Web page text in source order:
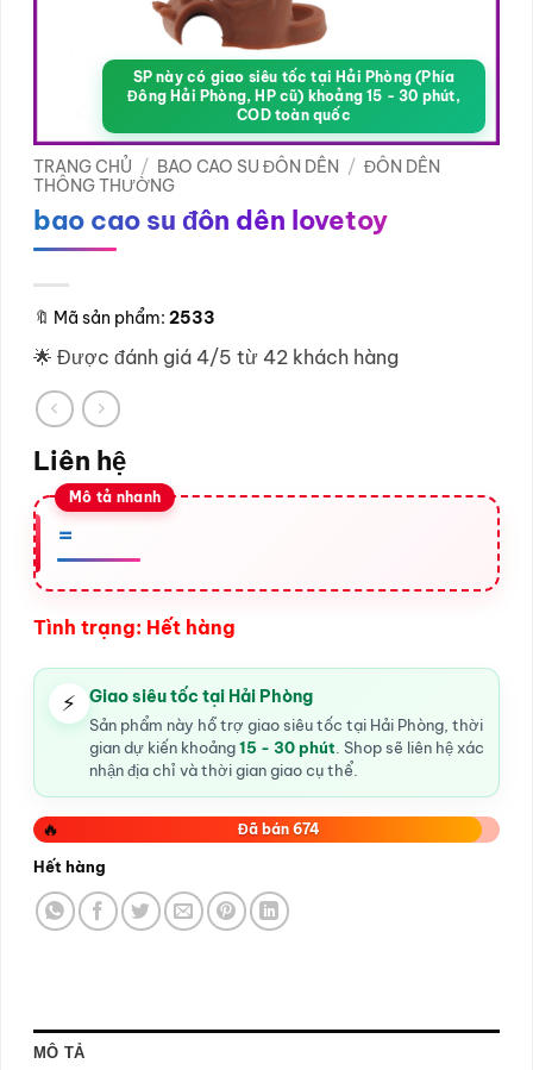
SP này có giao siêu tốc tại Hải Phòng (Phía
Đông Hải Phòng, HP cũ) khoảng 15 - 30 phút,
COD toàn quốc
TRANG CHỦ / BAO CAO SU ĐÔN DÊN / ĐÔN DÊN
THÔNG THƯỜNG
bao cao su đôn dên lovetoy
🔖 Mã sản phẩm: 2533
🌟 Được đánh giá 4/5 từ 42 khách hàng
Liên hệ
=
Tình trạng: Hết hàng
⚡ Giao siêu tốc tại Hải Phòng
Sản phẩm này hỗ trợ giao siêu tốc tại Hải Phòng, thời
gian dự kiến khoảng15 - 30 phút . Shop sẽ liên hệ xác
nhận địa chỉ và thời gian giao cụ thể.
🔥 Đã bán 674
Hết hàng
MÔ TẢ